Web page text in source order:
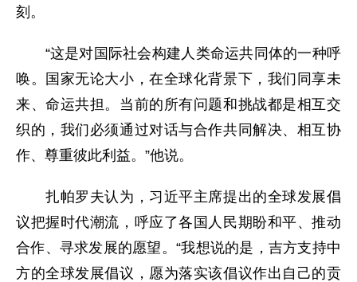
刻。
“这是对国际社会构建人类命运共同体的一种呼
唤。国家无论大小，在全球化背景下，我们同享未
来、命运共担。当前的所有问题和挑战都是相互交
织的，我们必须通过对话与合作共同解决、相互协
作、尊重彼此利益。”他说。
扎帕罗夫认为，习近平主席提出的全球发展倡
议把握时代潮流，呼应了各国人民期盼和平、推动
合作、寻求发展的愿望。“我想说的是，吉方支持中
方的全球发展倡议，愿为落实该倡议作出自己的贡